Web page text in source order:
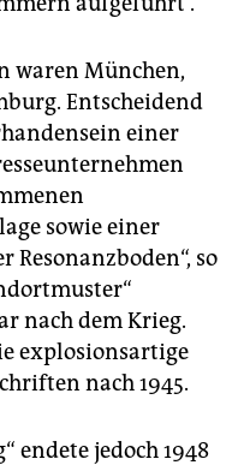
waren München,
Entscheidend
einer
sowie einer
Resonanzboden“, so
nach dem Krieg.
explosionsartige
nach 1945.
endete jedoch 1948